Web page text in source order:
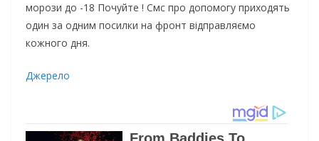
морози до -18 Почуйте ! Смс про допомогу приходять
один за одним посилки на фронт відправляємо
кожного дня.
Джерело